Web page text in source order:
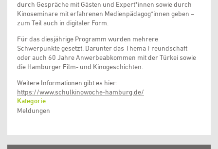
durch Gespräche mit Gästen und Expert*innen sowie durch
Kinoseminare mit erfahrenen Medienpädagog*innen geben –
zum Teil auch in digitaler Form.
Für das diesjährige Programm wurden mehrere
Schwerpunkte gesetzt. Darunter das Thema Freundschaft
oder auch 60 Jahre Anwerbeabkommen mit der Türkei sowie
die Hamburger Film- und Kinogeschichten.
Weitere Informationen gibt es hier:
https://www.schulkinowoche-hamburg.de/
Kategorie
Meldungen